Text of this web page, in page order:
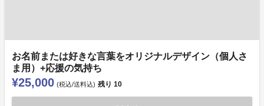
お名前または好きな言葉をオリジナルデザイン（個人さ
ま用）+応援の気持ち
¥25,000 (税込/送料込) 残り 10